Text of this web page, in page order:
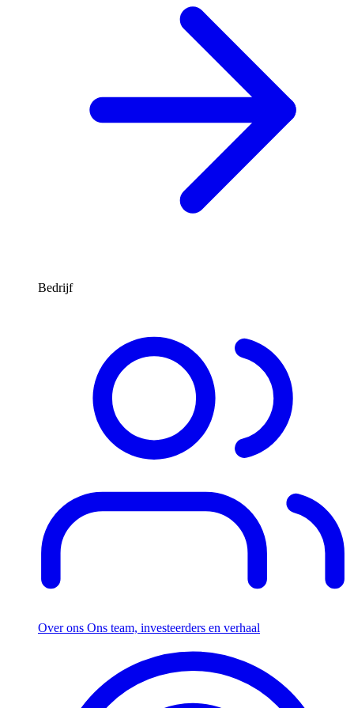
Bedrijf
Over ons Ons team, investeerders en verhaal